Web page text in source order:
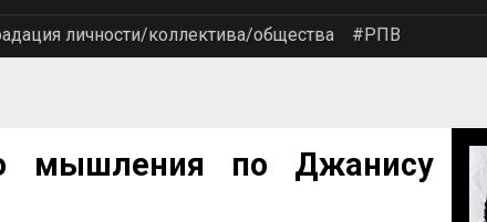
личности/коллектива/общества #РПВ
мышления по Джанису